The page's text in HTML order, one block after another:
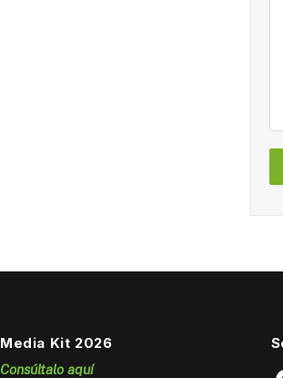
Media Kit 2026
Consúltalo aquí